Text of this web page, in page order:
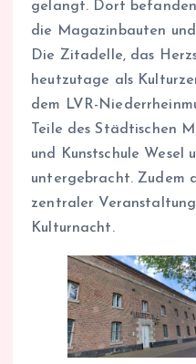
gelangt. Dort
die Magazinbauten
Die Zitadelle, das
heutzutage als
dem LVR-
Teile des Städtischen
und Kunstschule Wesel
untergebracht. Zudem
zentraler
Kulturnacht.